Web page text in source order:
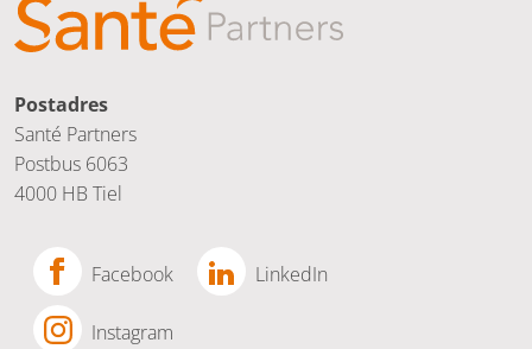
Postadres
Santé Partners
Postbus 6063
4000 HB Tiel
Facebook LinkedIn
Instagram